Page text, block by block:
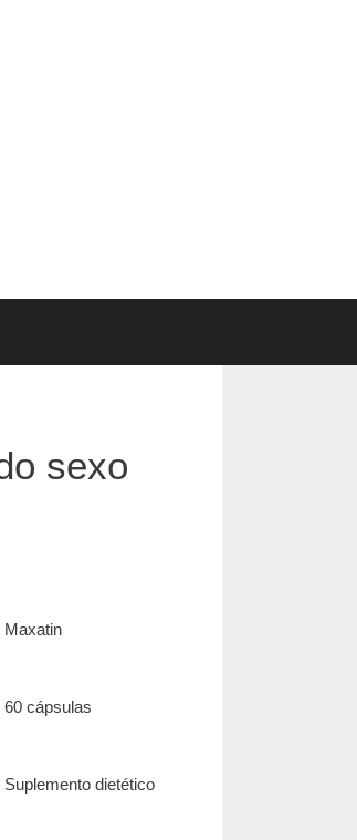
sexo
Maxatin
60 cápsulas
Suplemento dietético